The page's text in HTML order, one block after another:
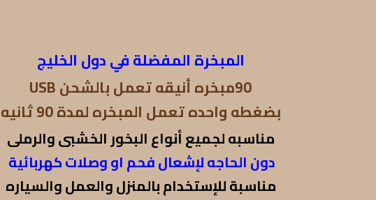
المبخرة المفضلة في دول الخليج
90مبخره أنيقه تعمل بالشحن USB
بضغطه واحده تعمل المبخره لمدة 90 ثانيه
مناسبه لجميع أنواع البخور الخشبى والرملى
دون الحاجه لإشعال فحم او وصلات كهربائية
مناسبة للإستخدام بالمنزل والعمل والسياره